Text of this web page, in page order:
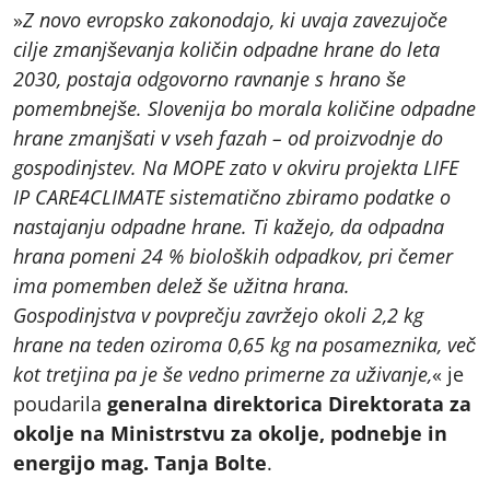
»Z novo evropsko zakonodajo, ki uvaja zavezujoče
cilje zmanjševanja količin odpadne hrane do leta
2030, postaja odgovorno ravnanje s hrano še
pomembnejše. Slovenija bo morala količine odpadne
hrane zmanjšati v vseh fazah – od proizvodnje do
gospodinjstev. Na MOPE zato v okviru projekta LIFE
IP CARE4CLIMATE sistematično zbiramo podatke o
nastajanju odpadne hrane. Ti kažejo, da odpadna
hrana pomeni 24 % bioloških odpadkov, pri čemer
ima pomemben delež še užitna hrana.
Gospodinjstva v povprečju zavržejo okoli 2,2 kg
hrane na teden oziroma 0,65 kg na posameznika, več
kot tretjina pa je še vedno primerne za uživanje,« je
poudarila generalna direktorica Direktorata za
okolje na Ministrstvu za okolje, podnebje in
energijo mag. Tanja Bolte.